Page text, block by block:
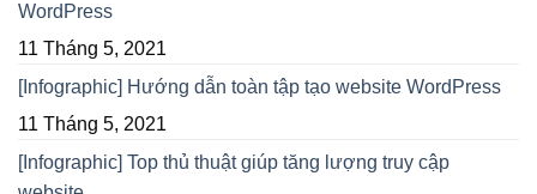
WordPress
11 Tháng 5, 2021
[Infographic] Hướng dẫn toàn tập tạo website WordPress
11 Tháng 5, 2021
[Infographic] Top thủ thuật giúp tăng lượng truy cập